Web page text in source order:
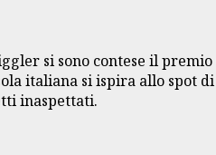
si sono contese il premio
italiana si ispira allo spot
inaspettati.